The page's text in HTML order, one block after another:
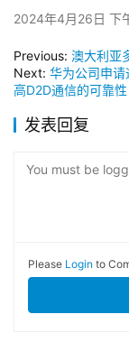
2024年4月26日 下
Previous: 澳大利亚
Next: 华为公司申
高D2D通信的可靠性
发表回复
You must be
Please Login to